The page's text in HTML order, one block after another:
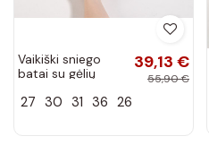
Vaikiški sniego
batai su gėlių
spalvos, Gracina
39,13 €
55,90 €
27 30 31 36 26